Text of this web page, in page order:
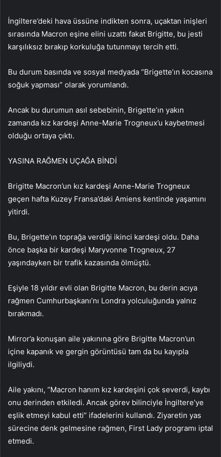
İngiltere’deki hava üssüne indikten sonra, uçaktan inişleri
sırasında Macron eşine elini uzattı fakat Brigitte, bu jesti
karşılıksız bırakıp korkuluğa tutunmayı tercih etti.
Bu durum basında ve sosyal medyada “Brigette’ın kocasına
soğuk yapması” olarak yorumlandı.
Ancak bu durumun asıl sebebinin, Brigette’ın yakın
zamanda kız kardeşi Anne-Marie Trogneux’u kaybetmesi
olduğu ortaya çıktı.
YASINA RAĞMEN UÇAĞA BİNDİ
Brigitte Macron’un kız kardeşi Anne-Marie Trogneux
geçen hafta Kuzey Fransa’daki Amiens kentinde yaşamını
yitirdi.
Bu, Brigette’ın toprağa verdiği ikinci kardeşi oldu. Daha
önce başka bir kardeşi Maryvonne Trogneux, 27
yaşındayken bir trafik kazasında ölmüştü.
Eşiyle 18 yıldır evli olan Brigitte Macron, bu derin acıya
rağmen Cumhurbaşkanı’nı Londra yolculuğunda yalnız
bırakmadı.
Mirror’a konuşan aile yakınına göre Brigitte Macron’un
içine kapanık ve gergin görüntüsü tam da bu kayıpla
ilgiliydi.
Aile yakını, “Macron hanım kız kardeşini çok severdi, kaybı
onu derinden etkiledi. Ancak görev bilinciyle İngiltere’ye
eşlik etmeyi kabul etti” ifadelerini kullandı. Ziyaretin yas
sürecine denk gelmesine rağmen, First Lady programı iptal
etmedi.